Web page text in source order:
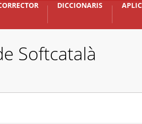
DICCIONARIS
Softcatalà